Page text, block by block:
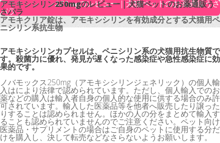
アモキシシリン250mgのレビュー｜犬猫ペットのお薬通販うさ
パラ
アモキクリア錠は、アモキシシリンを有効成分とする犬猫用ペ
ニシリン系抗生物
アモキシシリンカプセルは、ペニシリン系の犬猫用抗生物質で
す。殺菌力に優れ、発見が遅くなった感染症や急性感染症に効
果的です。
ノバモックス250mg（アモキシシリンジェネリック）の個人輸
入はにより法律で認められています。ただし、個人輸入でのお
薬などの購入は輸入者自身の個人的な使用に供する場合のみ許
可されています。輸入した医薬品等を他者へ販売したり譲った
りすることは認められません。ほかの人の分をまとめて輸入す
ることも認められていませんのでご注意ください。ペット向け
医薬品・サプリメントの場合はご自身のペットに使用する分だ
けを購入し、決して転売などなさらないようお願いします。
アモキシシリン250mgのレビュー｜犬猫ペットのお薬通販う
さパラ
アモキクリア錠は、アモキシシリンを有効成分とする犬猫用ペ
ニシリン系抗生物